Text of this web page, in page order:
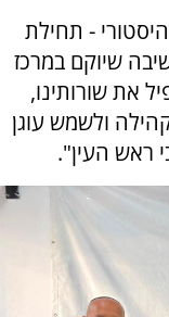
- תחילת
שיוקם במרכז
את שורותינו,
ולשמש עוגן
ראש העין".